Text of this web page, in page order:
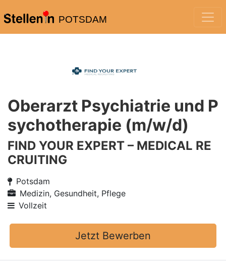
POTSDAM
Oberarzt Psychiatrie und P
sychotherapie (m/w/d)
FIND YOUR EXPERT – MEDICAL RE
CRUITING
Potsdam
Medizin, Gesundheit, Pflege
Vollzeit
Jetzt Bewerben